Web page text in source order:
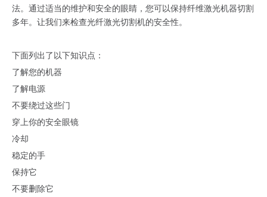
法。通过适当的维护和安全的眼睛，您可以保持纤维激光机器切割
多年。让我们来检查光纤激光切割机的安全性。
下面列出了以下知识点：
了解您的机器
了解电源
不要绕过这些门
穿上你的安全眼镜
冷却
稳定的手
保持它
不要删除它